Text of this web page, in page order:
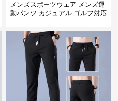
メンズスポーツウェア メンズ運
動パンツ カジュアル ゴルフ対応